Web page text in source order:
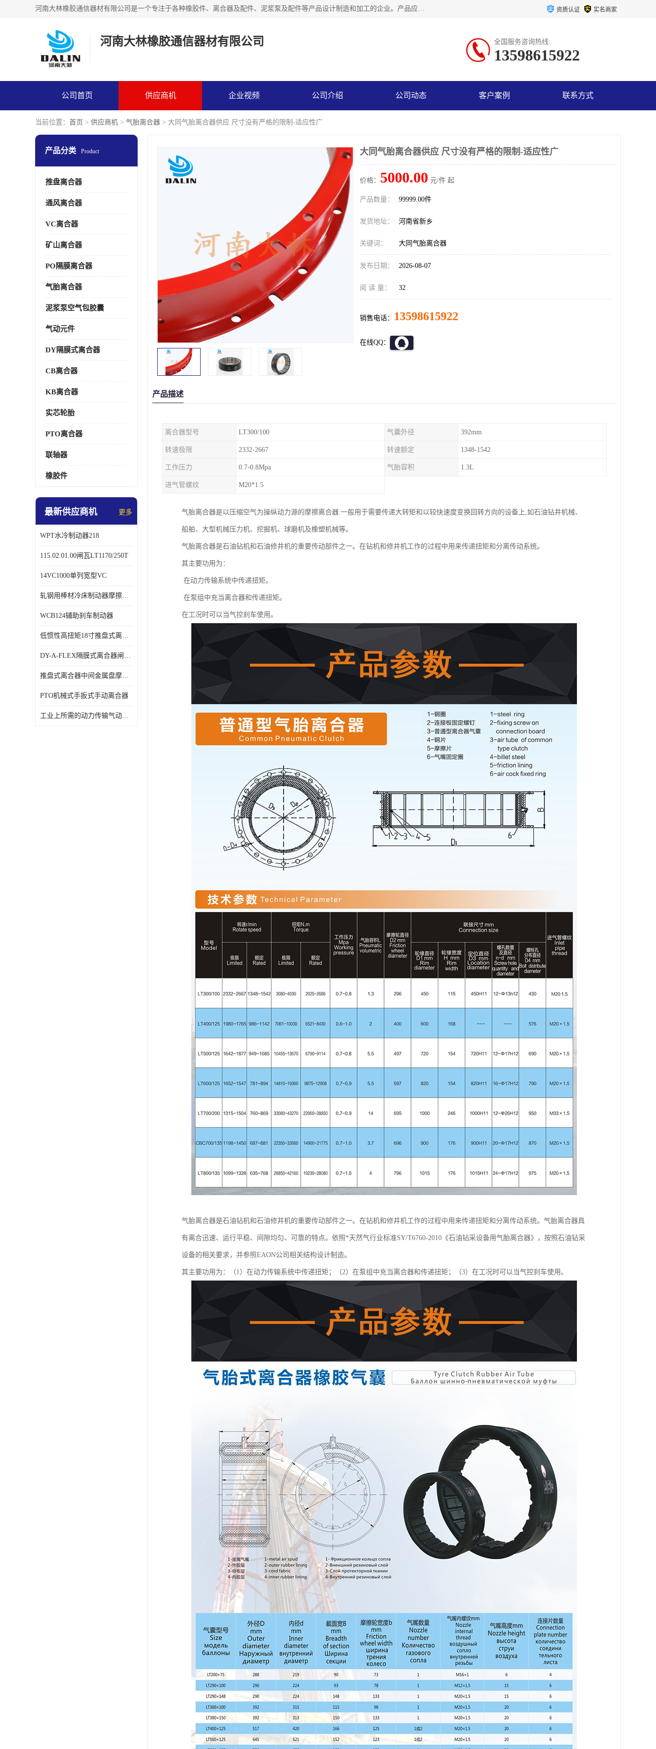
河南大林橡胶通信器材有限公司是一个专注于各种橡胶件、离合器及配件、泥浆泵及配件等产品设计制造和加工的企业。产品应用于矿山、冶金、石油、钢铁、化工、水泥、船舶、造纸、通用机械等各种大功率机械传动或制动装置。 资质认证 实名商家
河南大林橡胶通信器材有限公司 全国服务咨询热线:
13598615922
公司首页 供应商机 企业视频 公司介绍 公司动态 客户案例 联系方式
当前位置： 首页 > 供应商机 > 气胎离合器 > 大同气胎离合器供应 尺寸没有严格的限制-适应性广
产品分类 Product
推盘离合器
通风离合器
VC离合器
矿山离合器
PO隔膜离合器
气胎离合器
泥浆泵空气包胶囊
气动元件
DY隔膜式离合器
CB离合器
KB离合器
实芯轮胎
PTO离合器
联轴器
橡胶件
最新供应商机 更多
WPT水冷制动器218
115.02.01.00闸瓦LT1170/250T
14VC1000单列宽型VC
轧钢用棒材冷床制动器摩擦片218
WCB124辅助刹车制动器
低惯性高扭矩18寸推盘式离合器中心盘齿盘W18-11-101
DY-A-FLEX隔膜式离合器闸瓦总成7015125A
推盘式离合器中间金属盘摩擦盘18寸
PTO机械式手扳式手动离合器
工业上所需的动力传输气动离合器WCB424
大同气胎离合器供应 尺寸没有严格的限制-适应性广
价格： 5000.00 元/件 起
产品数量： 99999.00件
发货地址： 河南省新乡
关键词： 大同气胎离合器
发布日期： 2026-08-07
阅 读 量： 32
销售电话： 13598615922
在线QQ：
产品描述
离合器型号 LT300/100 气囊外径 392mm
转速极限 2332-2667 转速额定 1348-1542
工作压力 0.7-0.8Mpa 气胎容积 1.3L
进气管螺纹 M20*1.5
气胎离合器是以压缩空气为操纵动力源的摩擦离合器.一般用于需要传递大转矩和以较快速度变换回转方向的设备上,如石油钻井机械、
船舶、大型机械压力机、挖掘机、球磨机及橡塑机械等。
气胎离合器是石油钻机和石油修井机的重要传动部件之一。在钻机和修井机工作的过程中用来传递扭矩和分离传动系统。
其主要功用为：
在动力传输系统中传递扭矩。
在泵组中充当离合器和传递扭矩。
在工况时可以当气控刹车使用。
气胎离合器是石油钻机和石油修井机的重要传动部件之一。在钻机和修井机工作的过程中用来传递扭矩和分离传动系统。气胎离合器具
有离合迅速、运行平稳、间隙均匀、可靠的特点。依照*天然气行业标准SY/T6760-2010《石油钻采设备用气胎离合器》，按照石油钻采
设备的相关要求，并参照EAON公司相关结构设计制造。
其主要功用为：（1）在动力传输系统中传递扭矩；（2）在泵组中充当离合器和传递扭矩；（3）在工况时可以当气控刹车使用。